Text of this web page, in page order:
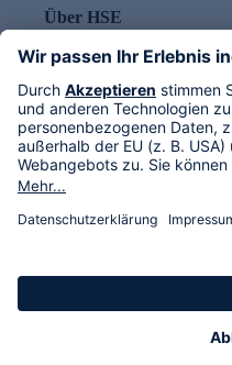
Über HSE
Im TV
HSE International